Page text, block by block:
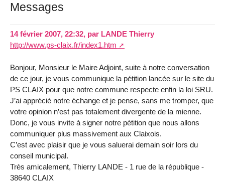
Messages
14 février 2007, 22:32, par LANDE Thierry
http://www.ps-claix.fr/index1.htm
Bonjour, Monsieur le Maire Adjoint, suite à notre conversation
de ce jour, je vous communique la pétition lancée sur le site du
PS CLAIX pour que notre commune respecte enfin la loi SRU.
J’ai apprécié notre échange et je pense, sans me tromper, que
votre opinion n’est pas totalement divergente de la mienne.
Donc, je vous invite à signer notre pétition que nous allons
communiquer plus massivement aux Claixois.
C’est avec plaisir que je vous saluerai demain soir lors du
conseil municipal.
Très amicalement, Thierry LANDE - 1 rue de la république -
38640 CLAIX